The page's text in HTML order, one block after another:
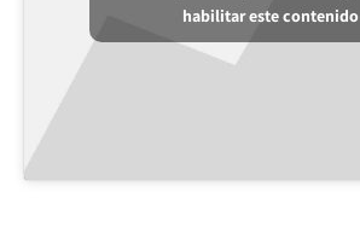
habilitar este contenido